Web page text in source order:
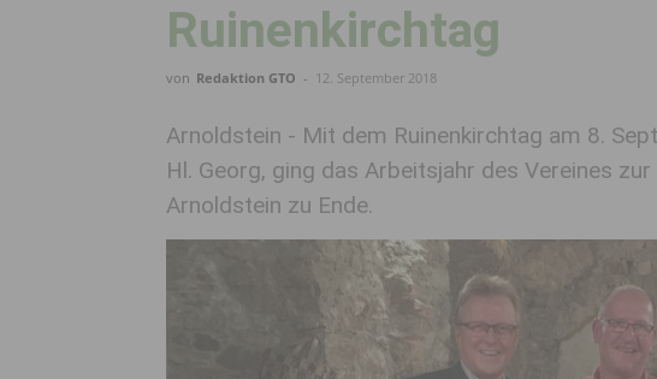
Ruinenkirchtag
von Redaktion GTO - 12. September 2018
Arnoldstein - Mit dem Ruinenkirchtag am 8.
Hl. Georg, ging das Arbeitsjahr des Vereines
Arnoldstein zu Ende.